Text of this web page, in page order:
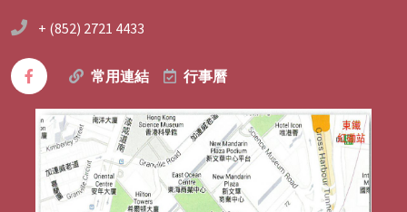
+ (852) 2721 4433
常用連結 行事曆